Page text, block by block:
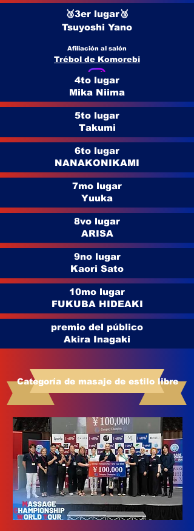
🥉3er lugar🥉
Tsuyoshi Yano
Afiliación al salón
Trébol de Komorebi
4to lugar
Mika Niima
5to lugar
Takumi
6to lugar
NANAKONIKAMI
7mo lugar
Yuuka
8vo lugar
ARISA
9no lugar
Kaori Sato
10mo lugar
FUKUBA HIDEAKI
premio del público
Akira Inagaki
Categoría de masaje de estilo libre